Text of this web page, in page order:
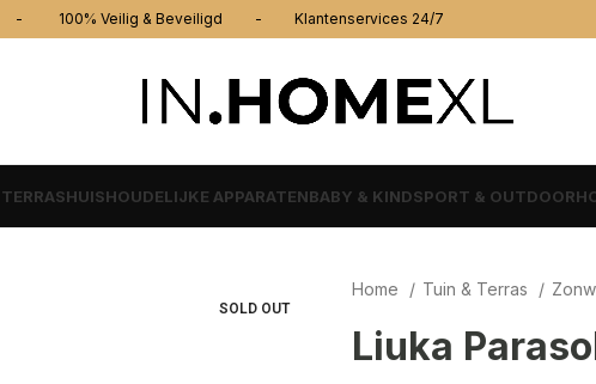
- 100% Veilig & Beveiligd - Klantenservices 24/7
HUISHOUDELIJKE APPARATENBABY & KINDSPORT & OUTDOOR
SOLD OUT
Home Tuin & Terras
Liuka